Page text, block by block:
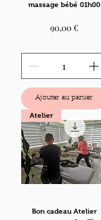
massage bébé 01h00
Prix
90,00 €
Ajouter au panier
Atelier
Bon cadeau Atelier